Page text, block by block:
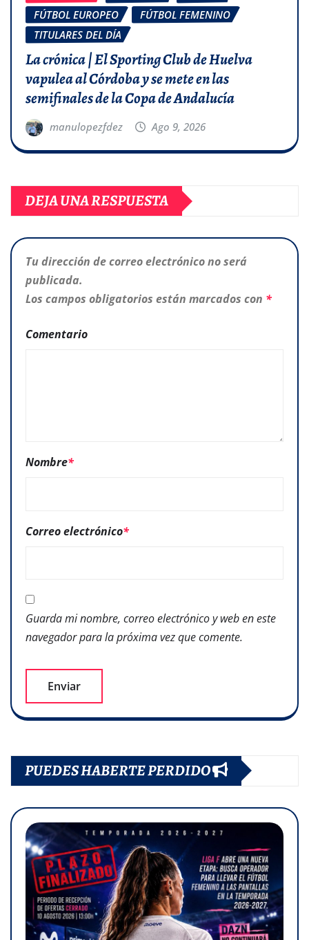
FÚTBOL EUROPEO
FÚTBOL FEMENINO
TITULARES DEL DÍA
La crónica | El Sporting Club de Huelva
vapulea al Córdoba y se mete en las
semifinales de la Copa de Andalucía
manulopezfdez Ago 9, 2026
DEJA UNA RESPUESTA
Tu dirección de correo electrónico no será
publicada.
Los campos obligatorios están marcados con *
Comentario
Nombre*
Correo electrónico*
Guarda mi nombre, correo electrónico y web en este
navegador para la próxima vez que comente.
PUEDES HABERTE PERDIDO